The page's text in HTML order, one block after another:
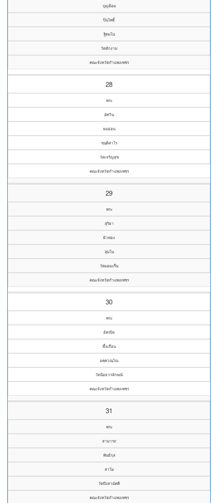
บุญล้อม
ปิ่นโพธิ์
ฐิตมโน
วัดสักงาม
คณะจังหวัดกำแพงเพชร
28
พระ
อัศวิน
ผมอ่อน
ขนฺติสาโร
วัดเจริญสุข
คณะจังหวัดกำแพงเพชร
29
พระ
สุริยา
ผิวทอง
สุมโน
วัดมอมะรื่น
คณะจังหวัดกำแพงเพชร
30
พระ
อัครนิจ
ผึ้งเถื่อน
อคฺควณฺโณ
วัดน้อยวรลักษณ์
คณะจังหวัดกำแพงเพชร
31
พระ
สามารถ
พันธ์กุล
สาโม
วัดบึงสามัคคี
คณะจังหวัดกำแพงเพชร